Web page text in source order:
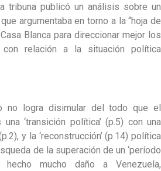
tribuna publicó un análisis sobre un
argumentaba en torno a la “hoja de
Blanca para direccionar mejor los
con relación a la situación política
no logra disimular del todo que el
‘transición política’ (p.5) con una
y la ‘reconstrucción’ (p.14) política
de la superación de un ‘período
mucho daño a Venezuela,